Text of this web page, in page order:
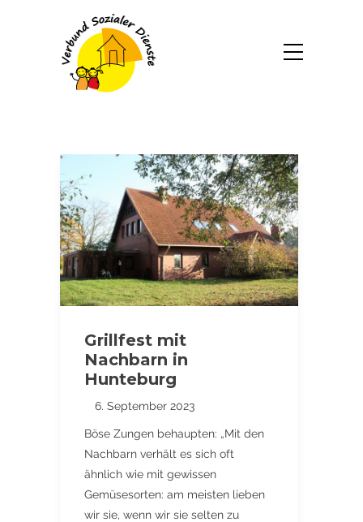
Grillfest mit
Nachbarn in
Hunteburg
6. September 2023
Böse Zungen behaupten: „Mit den
Nachbarn verhält es sich oft
ähnlich wie mit gewissen
Gemüsesorten: am meisten lieben
wir sie, wenn wir sie selten zu